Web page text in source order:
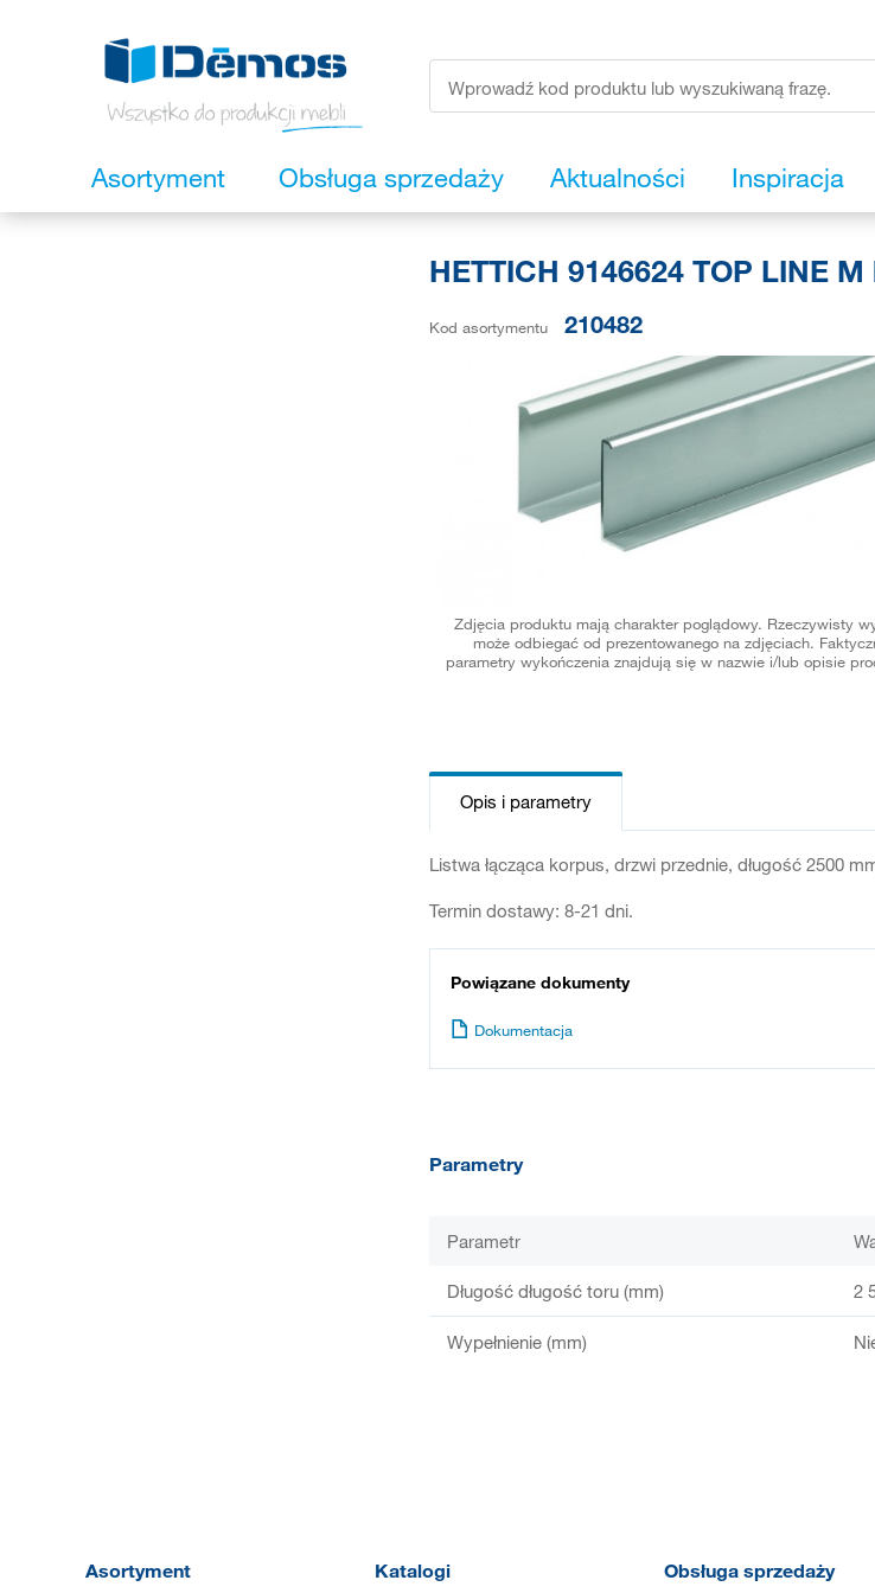
Asortyment Obsługa sprzedaży Aktualności Inspiracja
HETTICH 9146624 TOP LINE
Kod asortymentu 210482
Zdjęcia produktu mają charakter poglądowy. Rzeczywisty
może odbiegać od prezentowanego na zdjęciach.
parametry wykończenia znajdują się w nazwie i/lub opisie
Opis i parametry
Listwa łącząca korpus, drzwi przednie, długość 2500
Termin dostawy: 8-21 dni.
Powiązane dokumenty
Dokumentacja
Parametry
Parametr
Długość długość toru (mm) 2
Wypełnienie (mm)
Asortyment Katalogi Obsługa sprzedaży